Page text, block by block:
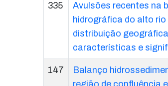
335
Avulsões recentes na
hidrográfica do alto
distribuição
características e
147
Balanço